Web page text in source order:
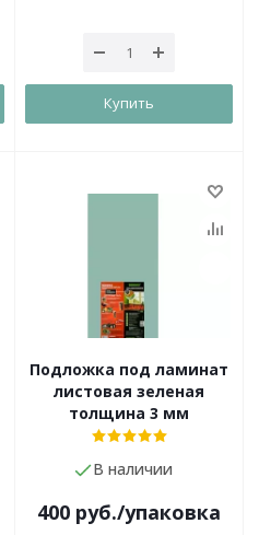
Купить
Подложка под ламинат
листовая зеленая
толщина 3 мм
В наличии
400 руб./упаковка